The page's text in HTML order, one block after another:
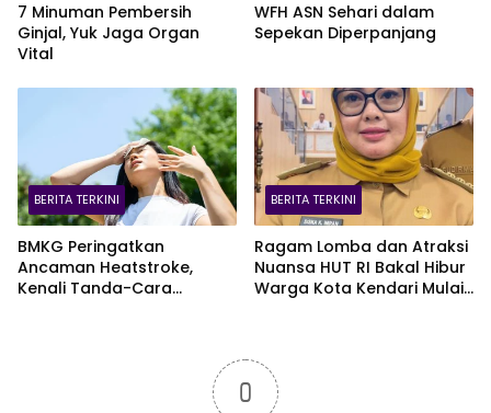
7 Minuman Pembersih
Ginjal, Yuk Jaga Organ
Vital
WFH ASN Sehari dalam
Sepekan Diperpanjang
BERITA TERKINI
BMKG Peringatkan
Ancaman Heatstroke,
Kenali Tanda-Cara
BERITA TERKINI
Ragam Lomba dan Atraksi
Nuansa HUT RI Bakal Hibur
Warga Kota Kendari Mulai
0